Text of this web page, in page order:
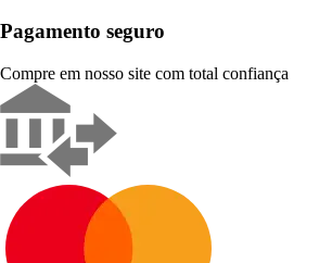
Pagamento seguro
Compre em nosso site com total confiança